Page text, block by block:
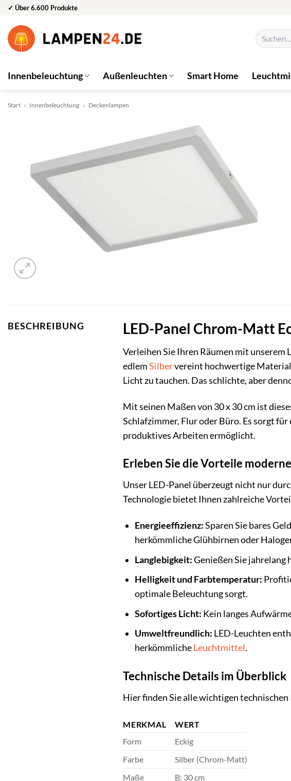
Zum
springen
✓ Über 6.600 Produkte
Suchen
nach:
Innenbeleuchtung Außenleuchten Smart Home
Start » Innenbeleuchtung » Deckenlampen
BESCHREIBUNG LED-Panel Chrom-Matt
Verleihen Sie Ihren Räumen mit unserem
edlemSilbervereint hochwertige
Licht zu tauchen. Das schlichte, aber
Mit seinen Maßen von 30 x 30 cm ist
Schlafzimmer, Flur oder Büro. Es sorgt
produktives Arbeiten ermöglicht.
Erleben Sie die Vorteile
Unser LED-Panel überzeugt nicht nur
Technologie bietet Ihnen zahlreiche
Energieeffizienz:Sparen Sie bares
herkömmliche Glühbirnen oder
Langlebigkeit:Genießen Sie jahrelang
Helligkeit und Farbtemperatur:
optimale Beleuchtung sorgt.
Sofortiges Licht: Kein langes
Umweltfreundlich: LED-Leuchten
herkömmlicheLeuchtmittel.
Technische Details im Überblick
Hier finden Sie alle wichtigen
MERKMAL
WERT
Form
Eckig
Farbe
Silber (Chrom-Matt)
Maße
B: 30 cm